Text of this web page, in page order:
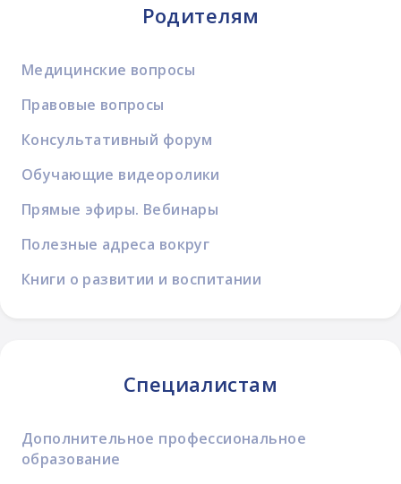
Родителям
Медицинские вопросы
Правовые вопросы
Консультативный форум
Обучающие видеоролики
Прямые эфиры. Вебинары
Полезные адреса вокруг
Книги о развитии и воспитании
Специалистам
Дополнительное профессиональное
образование